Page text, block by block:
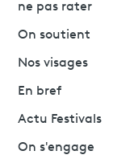
ne pas rater
On soutient
Nos visages
En bref
Actu Festivals
On s'engage